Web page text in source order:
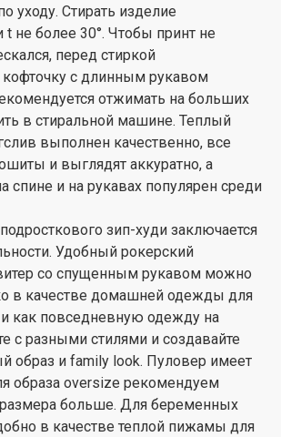
уходу. Стирать изделие
t не более 30°. Чтобы принт не
перед стиркой
с длинным рукавом
отжимать на больших
в стиральной машине. Теплый
выполнен качественно, все
и выглядят аккуратно, а
спине и на рукавах популярен среди
зип-худи заключается
Удобный рокерский
со спущенным рукавом можно
в качестве домашней одежды для
как повседневную одежду на
с разными стилями и создавайте
образ и family look. Пуловер имеет
образа oversize рекомендуем
размера больше. Для беременных
в качестве теплой пижамы для